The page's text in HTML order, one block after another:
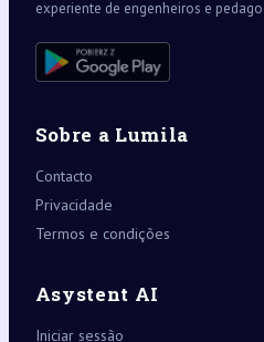
experiente de engenheiros e
Sobre a Lumila
Contacto
Privacidade
Termos e condições
Asystent AI
Iniciar sessão